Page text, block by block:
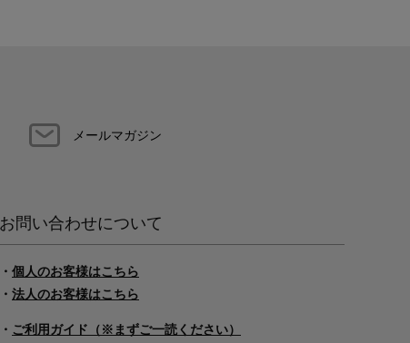
メールマガジン
お問い合わせについて
・ 個人のお客様はこちら
・ 法人のお客様はこちら
・ ご利用ガイド（※まずご一読ください）